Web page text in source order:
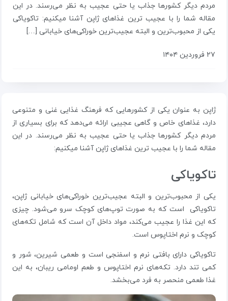
مردم دیگر کشورها جذاب یا حتی عجیب به نظر می‌رسند. در این
مقاله شما را با عجیب ترین غذاهای ژاپن آشنا میکنیم: تاکویاکی
یکی از محبوب‌ترین و البته عجیب‌ترین خوراکی‌های خیابانی […]
۲۷ فروردین ۱۴۰۴
ژاپن به عنوان یکی از کشورهایی که فرهنگ غذایی غنی و متنوعی
دارد، غذاهای خاص و گاهی عجیبی ارائه می‌دهد که برای بسیاری از
مردم دیگر کشورها جذاب یا حتی عجیب به نظر می‌رسند. در این
مقاله شما را با عجیب ترین غذاهای ژاپن آشنا میکنیم:
تاکویاکی
یکی از محبوب‌ترین و البته عجیب‌ترین خوراکی‌های خیابانی ژاپن،
تاکویاکی است که به صورت توپ‌های کوچک سرو می‌شود. چیزی
که این غذا را عجیب می‌کند، مواد داخل آن است که شامل تکه‌های
کوچک و نرم اختاپوس است.
تاکویاکی دارای بافتی نرم و اسفنجی است و طعمی شیرین، شور و
کمی تند دارد. تکه‌های نرم اختاپوس و طعم اومامی ریبان، به این
غذا طعمی منحصر به فرد می‌بخشد.